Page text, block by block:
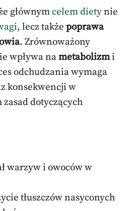
głównymcelem dietynie
, lecz także poprawa
. Zrównoważony
wpływa nametabolizmi
odchudzania wymaga
konsekwencji w
dotyczących
warzyw i owoców w
tłuszczów nasyconych